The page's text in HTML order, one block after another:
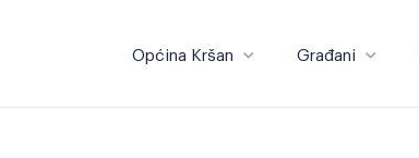
Općina Kršan Građani